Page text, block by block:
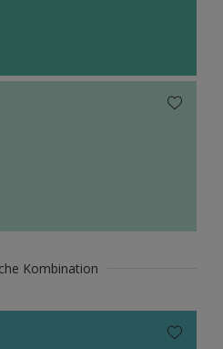
Kombination